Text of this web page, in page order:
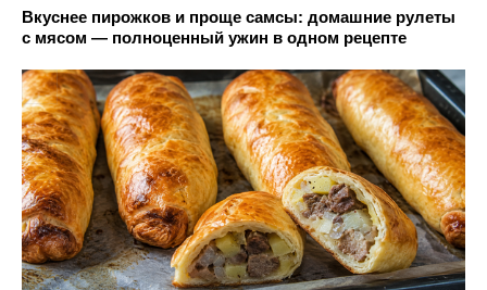
Вкуснее пирожков и проще самсы: домашние рулеты
с мясом — полноценный ужин в одном рецепте